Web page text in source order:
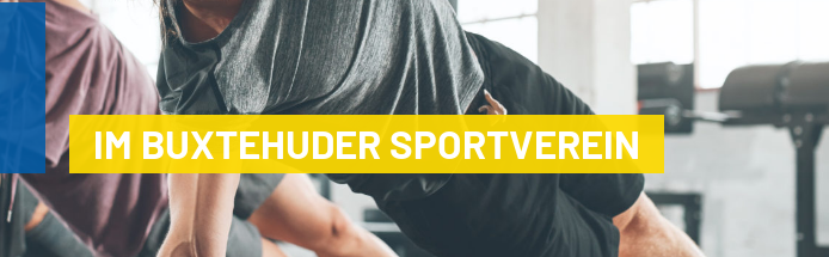
IM BUXTEHUDER SPORTVEREIN